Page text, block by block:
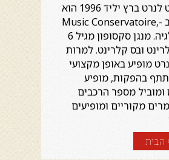
הסקסופוניסט לנרט ברץ יליד 1996 הוא
הוא סטודנט ב -,Music Conservatoire
Antwerp בלגיה. מנגן סקסופון מגיל 6
ובס קלרינט. למרות
מופיע באופן מקצועי
ומשתתף בהפקות, מופיע
ומוביל מספר הרכבים
מקוריים ומופיעים
הבית